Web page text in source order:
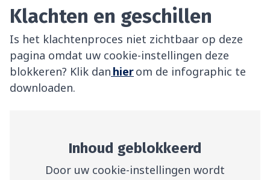
Klachten en geschillen
Is het klachtenproces niet zichtbaar op deze
pagina omdat uw cookie-instellingen deze
blokkeren? Klik dan hierom de infographic te
downloaden.
Inhoud geblokkeerd
Door uw cookie-instellingen wordt